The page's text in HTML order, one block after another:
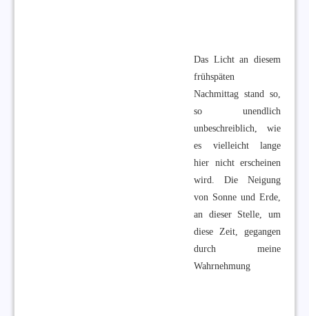
Das Licht an diesem
frühspäten
Nachmittag stand so,
so unendlich
unbeschreiblich, wie
es vielleicht lange
hier nicht erscheinen
wird. Die Neigung
von Sonne und Erde,
an dieser Stelle, um
diese Zeit, gegangen
durch meine
Wahrnehmung